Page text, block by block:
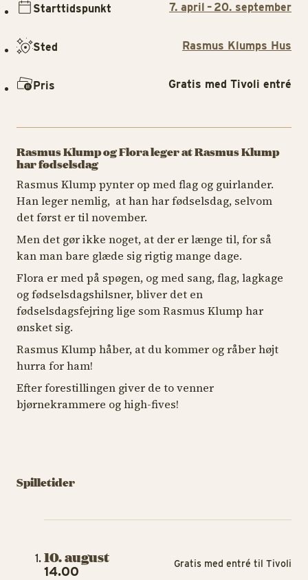
Rasmus Klump og Flora leger at Rasmus Klump
har fødselsdag
Rasmus Klump pynter op med flag og guirlander.
Han leger nemlig, at han har fødselsdag, selvom
det først er til november.
Men det gør ikke noget, at der er længe til, for så
kan man bare glæde sig rigtig mange dage.
Flora er med på spøgen, og med sang, flag, lagkage
og fødselsdagshilsner, bliver det en
fødselsdagsfejring lige som Rasmus Klump har
ønsket sig.
Rasmus Klump håber, at du kommer og råber højt
hurra for ham!
Efter forestillingen giver de to venner
bjørnekrammere og high-fives!
Starttidspunkt 7. april – 20. september
Sted Rasmus Klumps Hus
Pris Gratis med Tivoli entré
Spilletider
10. august
14.00
Gratis med entré til Tivoli